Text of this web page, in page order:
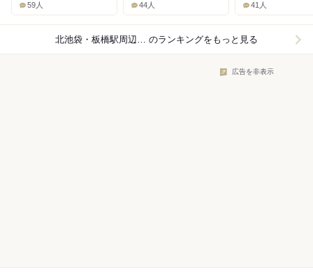
59人 44人 41人
北池袋・板橋駅周辺×喫茶店 のランキングをもっと見る
広告を非表示